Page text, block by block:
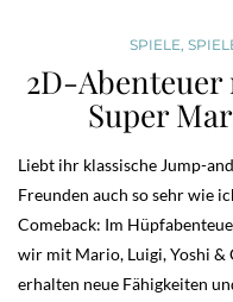
SPIELE,
2D-
Super
Liebt ihr klassische Jump-
Freunden auch so sehr wie
Comeback: Im
wir mit Mario, Luigi, Yoshi &
erhalten neue Fähigkeiten